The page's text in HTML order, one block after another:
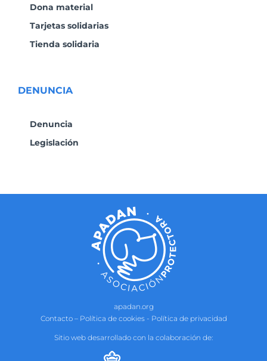
Dona material
Tarjetas solidarias
Tienda solidaria
DENUNCIA
Denuncia
Legislación
apadan.org
Contacto– Política de cookies- Política de privacidad
Sitio web desarrollado con la colaboración de: